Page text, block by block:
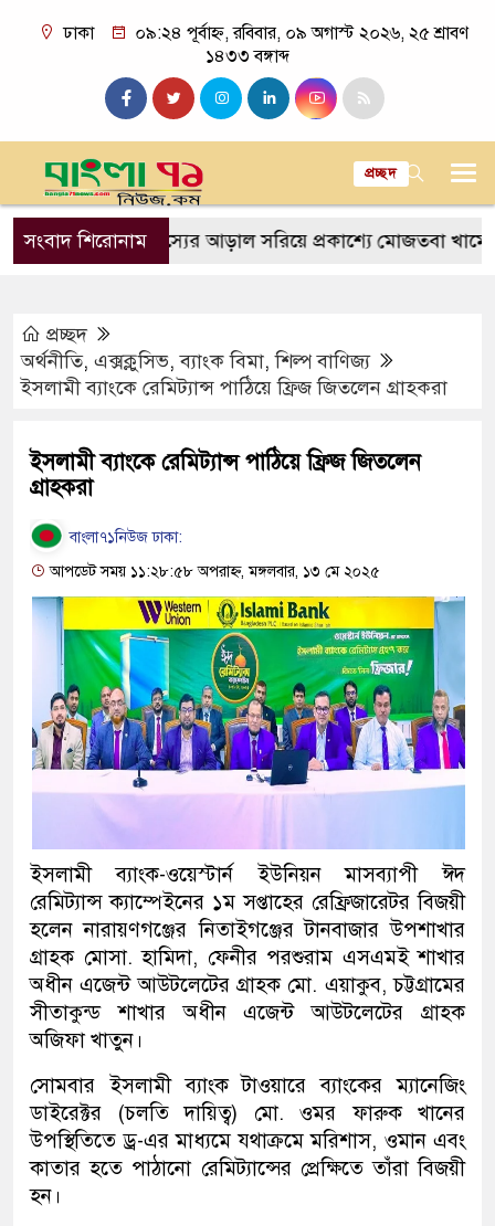
ঢাকা
০৯:২৪ পূর্বাহ্ন, রবিবার, ০৯ অগাস্ট ২০২৬, ২৫ শ্রাবণ
১৪৩৩ বঙ্গাব্দ
প্রচ্ছদ
সংবাদ শিরোনাম
আমেজ রহস্যের আড়াল সরিয়ে প্রকাশ্যে মোজতবা খামেনি
প্রচ্ছদ
অর্থনীতি, এক্সক্লুসিভ,ব্যাংক বিমা,শিল্প বাণিজ্য
ইসলামী ব্যাংকে রেমিট্যান্স পাঠিয়ে ফ্রিজ জিতলেন গ্রাহকরা
ইসলামী ব্যাংকে রেমিট্যান্স পাঠিয়ে ফ্রিজ জিতলেন
গ্রাহকরা
বাংলা৭১নিউজ ঢাকা:
আপডেট সময় ১১:২৮:৫৮ অপরাহ্ন, মঙ্গলবার, ১৩ মে ২০২৫
ইসলামী ব্যাংক-ওয়েস্টার্ন ইউনিয়ন মাসব্যাপী ঈদ
রেমিট্যান্স ক্যাম্পেইনের ১ম সপ্তাহের রেফ্রিজারেটর বিজয়ী
হলেন নারায়ণগঞ্জের নিতাইগঞ্জের টানবাজার উপশাখার
গ্রাহক মোসা. হামিদা, ফেনীর পরশুরাম এসএমই শাখার
অধীন এজেন্ট আউটলেটের গ্রাহক মো. এয়াকুব, চট্টগ্রামের
সীতাকুন্ড শাখার অধীন এজেন্ট আউটলেটের গ্রাহক
অজিফা খাতুন।
সোমবার ইসলামী ব্যাংক টাওয়ারে ব্যাংকের ম্যানেজিং
ডাইরেক্টর (চলতি দায়িত্ব) মো. ওমর ফারুক খানের
উপস্থিতিতে ড্র-এর মাধ্যমে যথাক্রমে মরিশাস, ওমান এবং
কাতার হতে পাঠানো রেমিট্যান্সের প্রেক্ষিতে তাঁরা বিজয়ী
হন।